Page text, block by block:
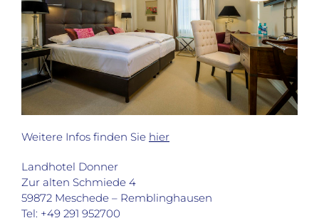
Weitere Infos finden Sie hier
Landhotel Donner
Zur alten Schmiede 4
59872 Meschede – Remblinghausen
Tel: +49 291 952700